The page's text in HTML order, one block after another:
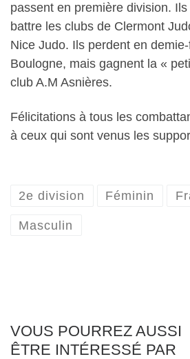
passent en première division.
battre les clubs de Clermont
Nice Judo. Ils perdent en
Boulogne, mais gagnent la «
club A.M Asnières.
Félicitations à tous les
à ceux qui sont venus les
2e division Féminin
Masculin
VOUS POURREZ AUSSI
ÊTRE INTÉRESSÉ PAR